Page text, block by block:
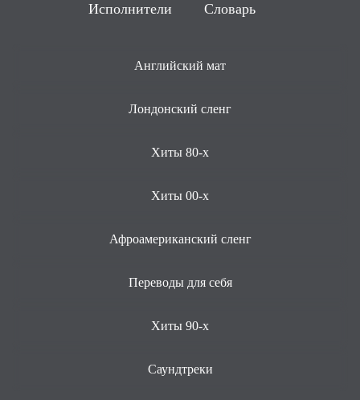
Исполнители Словарь
Английский мат
Лондонский сленг
Хиты 80-х
Хиты 00-х
Афроамериканский сленг
Переводы для себя
Хиты 90-х
Саундтреки